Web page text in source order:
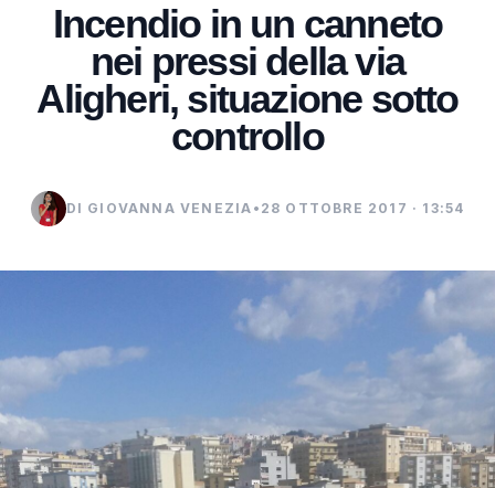
Incendio in un canneto
nei pressi della via
Aligheri, situazione sotto
controllo
DI GIOVANNA VENEZIA • 28 OTTOBRE 2017 · 13:54